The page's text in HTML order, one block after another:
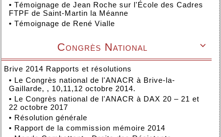
• Témoignage de Jean Roche sur l'École des Cadres
FTPF de Saint-Martin la Méanne
• Témoignage de René Vialle

Congrès National
Brive 2014 Rapports et résolutions
• Le Congrès national de l'ANACR à Brive-la-
Gaillarde, , 10,11,12 octobre 2014.
• Le Congrès national de l'ANACR à DAX 20 – 21 et
22 octobre 2017
• Résolution générale
• Rapport de la commission mémoire 2014